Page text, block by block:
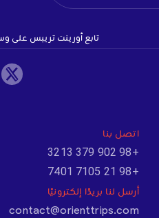
تابع أورينت تريبس على
اتصل بنا
+98 902 379 3213
+98 21 7105 7401
أرسل لنا بريدًا إلكترونيًا
contact@orienttrips.com